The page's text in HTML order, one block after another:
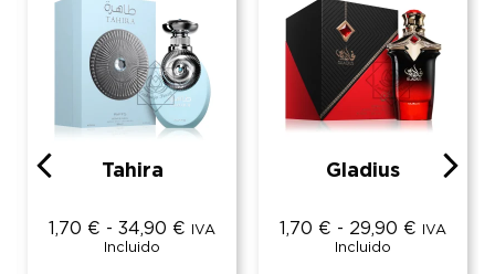
Tahira
1,70 € - 34,90 €
IVA
Incluido
Gladius
1,70 € - 29,90 €
IVA
Incluido